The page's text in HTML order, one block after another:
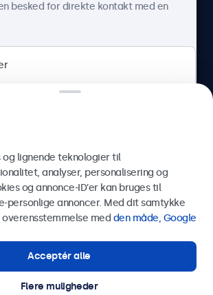
29, unit A, 2620 Albertslund, Danmark
© 2026 Beetronics
besked for direkte kontakt med en
Send
ring til os på
og lignende teknologier til
analyser, personalisering og
og annonce-ID’er kan bruges til
personlige annoncer. Med dit samtykke
med den måde, Google
Acceptér alle
Flere muligheder